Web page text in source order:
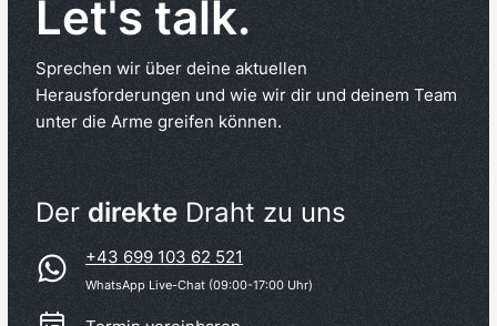
Let's talk.
Sprechen wir über deine aktuellen
Herausforderungen und wie wir dir und deinem Team
unter die Arme greifen können.
Der direkte Draht zu uns
+43 699 103 62 521
WhatsApp Live-Chat (09:00-17:00 Uhr)